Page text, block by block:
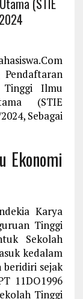
(STIE
Tinggi Ilmu
(STIE
Sebagai
Ekonomi
Karya
Tinggi
Sekolah
kedalam
beridiri sejak
11DO1996
Tinggi